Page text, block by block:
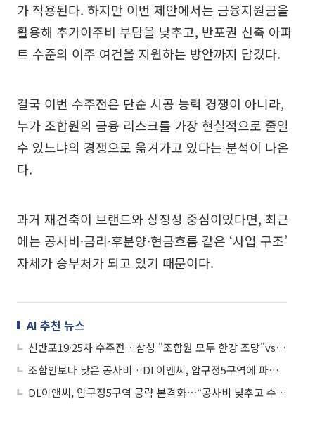
가 적용된다. 하지만 이번 제안에서는 금융지원금을
활용해 추가이주비 부담을 낮추고, 반포권 신축 아파
트 수준의 이주 여건을 지원하는 방안까지 담겼다.
결국 이번 수주전은 단순 시공 능력 경쟁이 아니라,
누가 조합원의 금융 리스크를 가장 현실적으로 줄일
수 있느냐의 경쟁으로 옮겨가고 있다는 분석이 나온
다.
과거 재건축이 브랜드와 상징성 중심이었다면, 최근
에는 공사비·금리·후분양·현금흐름 같은 ‘사업 구조’
자체가 승부처가 되고 있기 때문이다.
AI 추천 뉴스
신반포19·25차 수주전…삼성 "조합원 모두 한강 조망"vs포스코 "2억 조기 지원"
조합안보다 낮은 공사비…DL이앤씨, 압구정5구역에 파격 제안
DL이앤씨, 압구정5구역 공략 본격화⋯“공사비 낮추고 수익 극대화”